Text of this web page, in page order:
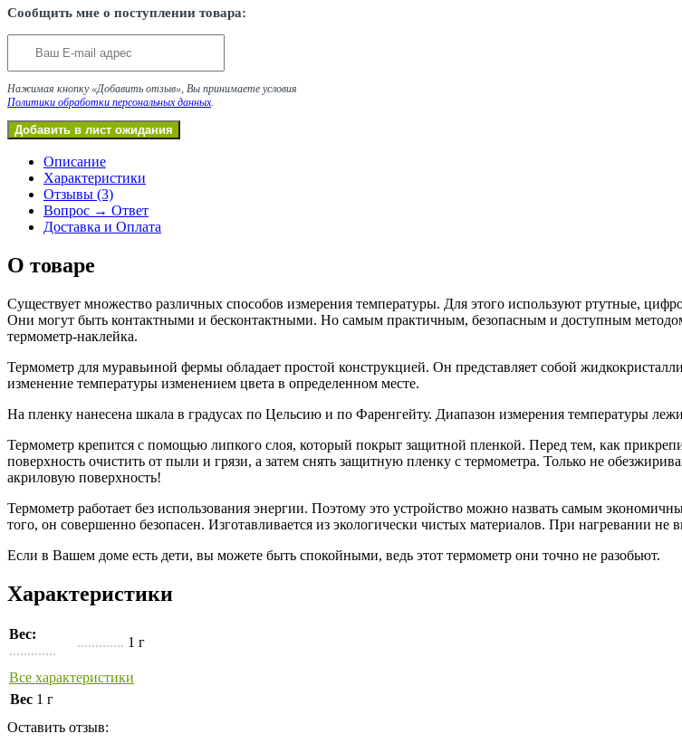
Сообщить мне о поступлении товара:
Нажимая кнопку «Добавить отзыв», Вы принимаете условия
Политики обработки персональных данных.
Описание
Характеристики
Отзывы (3)
Вопрос → Ответ
Доставка и Оплата
О товаре
Существует множество различных способов измерения температуры. Для этого используют ртутные,
Они могут быть контактными и бесконтактными. Но самым практичным, безопасным и доступным
термометр-наклейка.
Термометр для муравьиной фермы обладает простой конструкцией. Он представляет собой
изменение температуры изменением цвета в определенном месте.
На пленку нанесена шкала в градусах по Цельсию и по Фаренгейту. Диапазон измерения температуры
Термометр крепится с помощью липкого слоя, который покрыт защитной пленкой. Перед тем, как
поверхность очистить от пыли и грязи, а затем снять защитную пленку с термометра. Только не
акриловую поверхность!
Термометр работает без использования энергии. Поэтому это устройство можно назвать самым
того, он совершенно безопасен. Изготавливается из экологически чистых материалов. При нагревании не
Если в Вашем доме есть дети, вы можете быть спокойными, ведь этот термометр они точно не разобьют.
Характеристики
Вес:
.............
............. 1 г
Все характеристики
Вес 1 г
Оставить отзыв: